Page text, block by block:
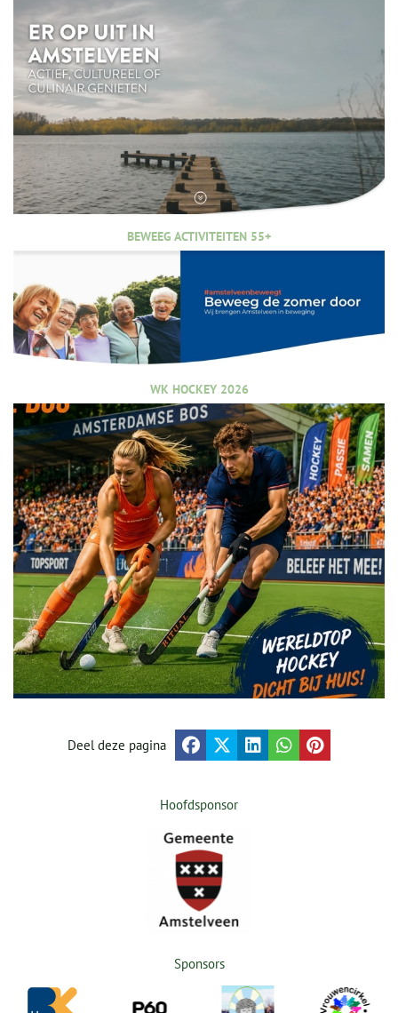
BEWEEG ACTIVITEITEN 55+
WK HOCKEY 2026
Deel deze pagina
Hoofdsponsor
Sponsors